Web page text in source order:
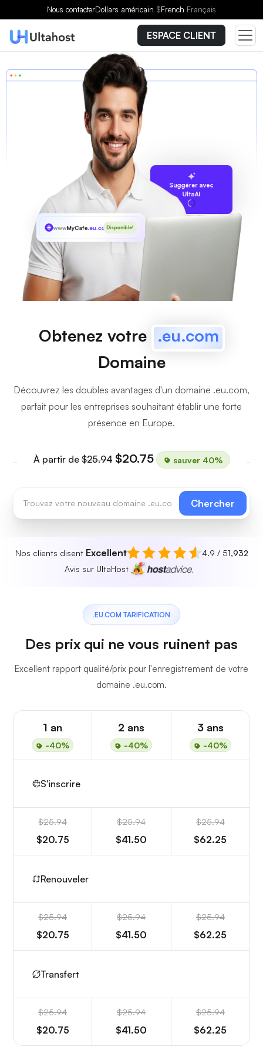
Nous contacterDollars américain $French Français
ESPACE CLIENT
Suggérer avec
UltaAI
wwwMyCafe.eu.comDisponible!
Obtenez votre .eu.com
Domaine
Découvrez les doubles avantages d'un domaine .eu.com,
parfait pour les entreprises souhaitant établir une forte
présence en Europe.
À partir de$25.94 $20.75 sauver 40%
Chercher
Nos clients disent Excellent 4.9 / 51,932
Avis sur UltaHost
.EU.COM TARIFICATION
Des prix qui ne vous ruinent pas
Excellent rapport qualité/prix pour l'enregistrement de votre
domaine .eu.com.
1 an
-40%
2 ans
-40%
3 ans
-40%
S'inscrire
$25.94
$20.75
$25.94
$41.50
$25.94
$62.25
Renouveler
$25.94
$20.75
$25.94
$41.50
$25.94
$62.25
Transfert
$25.94
$20.75
$25.94
$41.50
$25.94
$62.25